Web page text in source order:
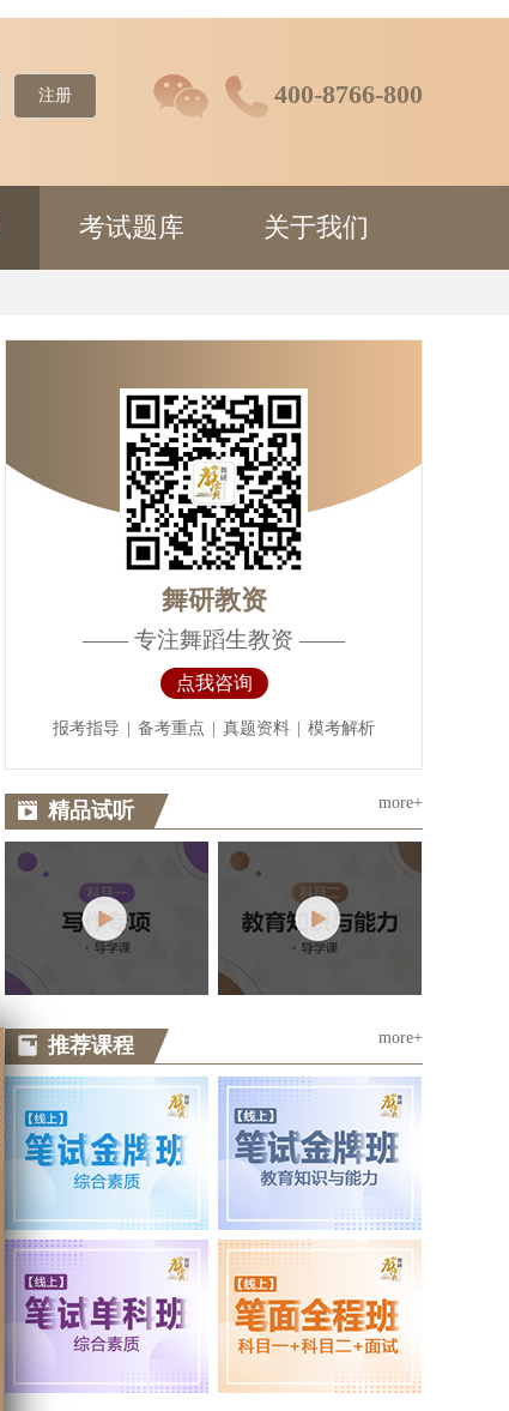
注册 400-8766-800
考试题库 关于我们
舞研教资
—— 专注舞蹈生教资 ——
点我咨询
报考指导 备考重点 真题资料 模考解析
精品试听 more+
推荐课程 more+